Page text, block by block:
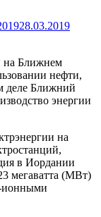
28.03.2019
на Ближнем
нефти,
деле Ближний
энергии
на
в Иордании
мегаватта (МВт)
ионными